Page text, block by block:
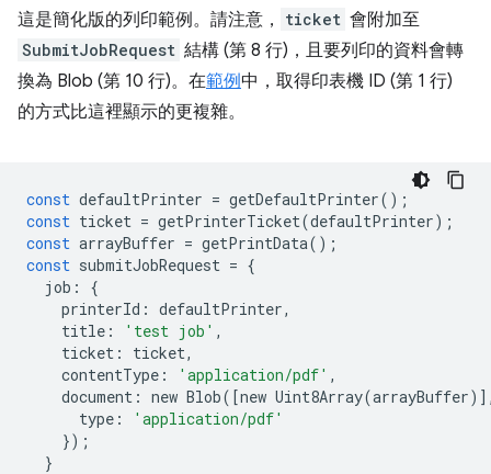
這是簡化版的列印範例。請注意， ticket 會附加至
SubmitJobRequest 結構 (第 8 行)，且要列印的資料會轉
換為 Blob (第 10 行)。在範例中，取得印表機 ID (第 1 行)
的方式比這裡顯示的更複雜。
const defaultPrinter = getDefaultPrinter();
const ticket = getPrinterTicket(defaultPrinter);
const arrayBuffer = getPrintData();
const submitJobRequest = {
job :
{
printerId : defaultPrinter,
title : 'test job' ,
ticket : ticket,
contentType : 'application/pdf' ,
document : new Blob([new Uint8Array(arrayBuffer
type :
'application/pdf'
});
}